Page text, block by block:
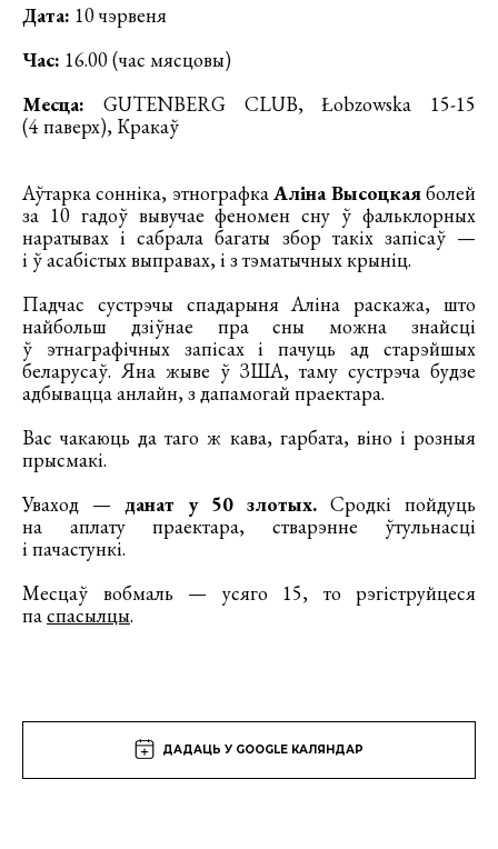
Дата: 10 чэрвеня
Час: 16.00 (час мясцовы)
Месца: GUTENBERG CLUB, Łobzowska 15-15
(4 паверх), Кракаў
Аўтарка сонніка, этнографка Аліна Высоцкаяболей
за 10 гадоў вывучае феномен сну ў фальклорных
наратывах і сабрала багаты збор такіх запісаў —
і ў асабістых выправах, і з тэматычных крыніц.
Падчас сустрэчы спадарыня Аліна раскажа, што
найбольш дзіўнае пра сны можна знайсці
ў этнаграфічных запісах і пачуць ад старэйшых
беларусаў. Яна жыве ў ЗША, таму сустрэча будзе
адбывацца анлайн, з дапамогай праектара.
Вас чакаюць да таго ж кава, гарбата, вiно i розныя
прысмакi.
Уваход — данат у 50 злотых. Сродкі пойдуць
на аплату праектара, стварэнне ўтульнасці
і пачастункі.
Месцаў вобмаль — усяго 15, то рэгіструйцеся
паспасылцы.
ДАДАЦЬ У GOOGLE КАЛЯНДАР